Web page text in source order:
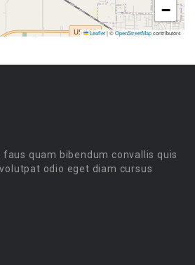
−
Leaflet|©OpenStreetMapcontributors
quam bibendum convallis quis
odio eget diam cursus